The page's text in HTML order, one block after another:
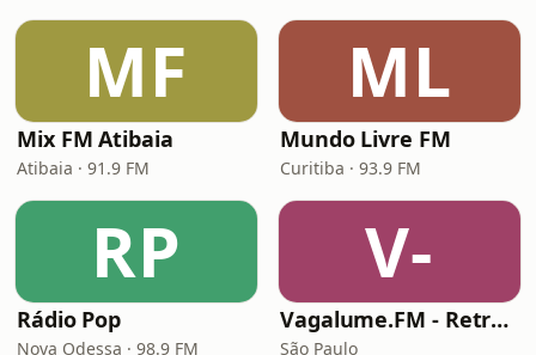
MF
Mix FM Atibaia
Atibaia · 91.9 FM
ML
Mundo Livre FM
Curitiba · 93.9 FM
RP
Rádio Pop
Nova Odessa · 98.9 FM
V-
Vagalume.FM - Retrospectiva 2021
São Paulo